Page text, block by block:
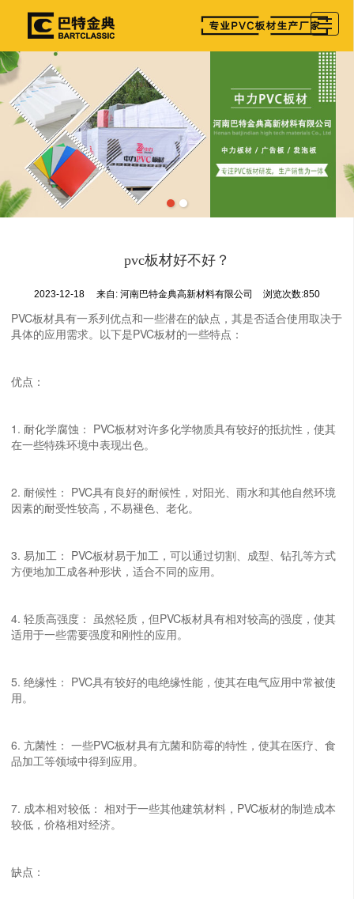
首页
产品展示
公司介绍
图库相册
新闻资讯
参展详情
pvc板材好不好？
2023-12-18 来自:河南巴特金典高新材料有限公司 浏览次数:850
PVC板材具有一系列优点和一些潜在的缺点，其是否适合使用取决于
具体的应用需求。以下是PVC板材的一些特点：
优点：
1. 耐化学腐蚀： PVC板材对许多化学物质具有较好的抵抗性，使其
在一些特殊环境中表现出色。
2. 耐候性： PVC具有良好的耐候性，对阳光、雨水和其他自然环境
因素的耐受性较高，不易褪色、老化。
3. 易加工： PVC板材易于加工，可以通过切割、成型、钻孔等方式
方便地加工成各种形状，适合不同的应用。
4. 轻质高强度： 虽然轻质，但PVC板材具有相对较高的强度，使其
适用于一些需要强度和刚性的应用。
5. 绝缘性： PVC具有较好的电绝缘性能，使其在电气应用中常被使
用。
6. 亢菌性： 一些PVC板材具有亢菌和防霉的特性，使其在医疗、食
品加工等领域中得到应用。
7. 成本相对较低： 相对于一些其他建筑材料，PVC板材的制造成本
较低，价格相对经济。
缺点：